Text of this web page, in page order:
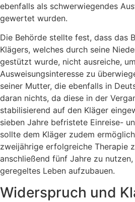
ebenfalls als schwerwiegendes
gewertet wurden.
Die Behörde stellte fest, dass das
Klägers, welches durch seine
gestützt wurde, nicht ausreiche,
Ausweisungsinteresse zu
seiner Mutter, die ebenfalls in
daran nichts, da diese in der
stabilisierend auf den Kläger
sieben Jahre befristete Einreise-
sollte dem Kläger zudem
zweijährige erfolgreiche Therapie
anschließend fünf Jahre zu
geregeltes Leben aufzubauen.
Widerspruch und